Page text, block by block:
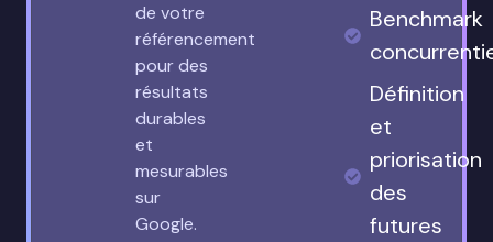
de votre
référencement
pour des
résultats
durables
et
mesurables
sur
Google.
Benchmark
Définition
et
priorisation
des
futures